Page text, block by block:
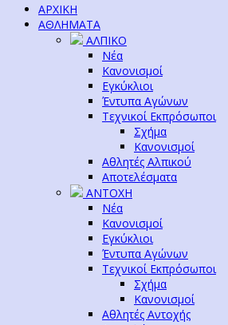
ΑΡΧΙΚΗ
ΑΘΛΗΜΑΤΑ
ΑΛΠΙΚΟ
Νέα
Κανονισμοί
Εγκύκλιοι
Έντυπα Αγώνων
Τεχνικοί Εκπρόσωποι
Σχήμα
Κανονισμοί
Αθλητές Αλπικού
Αποτελέσματα
ΑΝΤΟΧΗ
Νέα
Κανονισμοί
Εγκύκλιοι
Έντυπα Αγώνων
Τεχνικοί Εκπρόσωποι
Σχήμα
Κανονισμοί
Αθλητές Αντοχής